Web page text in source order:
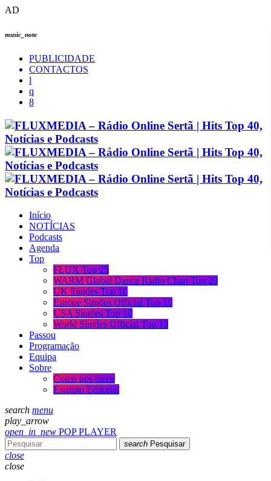
AD
music_note
PUBLICIDADE
CONTACTOS
Início
NOTÍCIAS
Podcasts
Agenda
Top
FLUX Top 25
WARM Global Dance Radio Chart Top 20
UK Singles Top 10
Europe Singles Official Top 10
USA Singles Top 10
World Singles Official Top 10
Passou
Programação
Equipa
Sobre
Como nos ouvir
Estatuto Editorial
search menu
play_arrow
open_in_new POP PLAYER
search Pesquisar
close
close